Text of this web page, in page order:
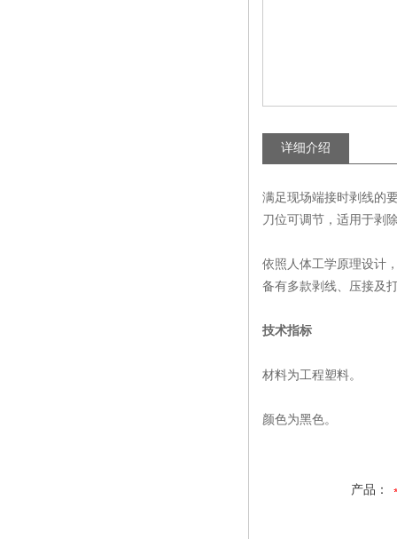
详细介绍
满足现场端接时剥线的
刀位可调节，适用于剥
依照人体工学原理设计
备有多款剥线、压接及
技术指标
材料为工程塑料。
颜色为黑色。
产品：